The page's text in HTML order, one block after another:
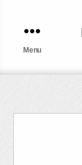
Menu